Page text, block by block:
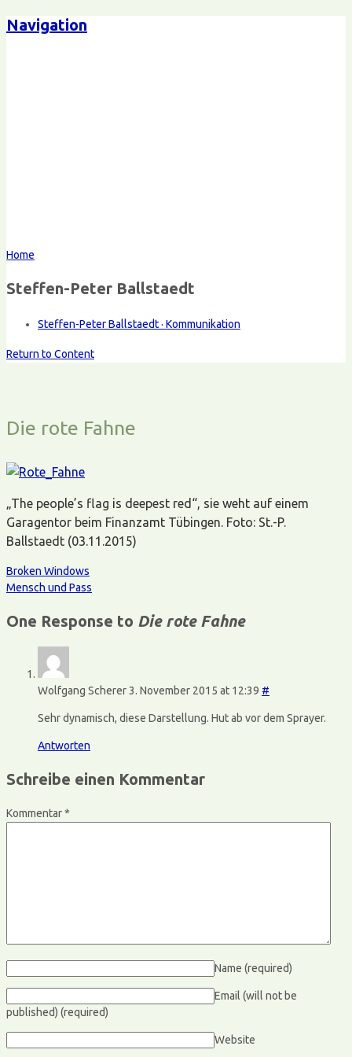
Navigation
Home
Steffen-Peter Ballstaedt
Steffen-Peter Ballstaedt · Kommunikation
Return to Content
Die rote Fahne
„The people’s flag is deepest red“, sie weht auf einem
Garagentor beim Finanzamt Tübingen. Foto: St.-P.
Ballstaedt (03.11.2015)
Broken Windows
Mensch und Pass
One Response to Die rote Fahne
Wolfgang Scherer3. November 2015 at 12:39 #
Sehr dynamisch, diese Darstellung. Hut ab vor dem Sprayer.
Antworten
Schreibe einen Kommentar
Kommentar*
Name (required)
Email (will not be
published) (required)
Website